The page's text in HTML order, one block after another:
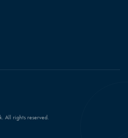
All rights reserved.